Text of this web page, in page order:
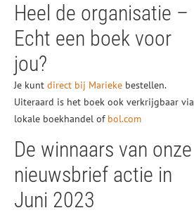
Heel de organisatie –
Echt een boek voor
jou?
Je kunt direct bij Marieke bestellen.
Uiteraard is het boek ook verkrijgbaar via
lokale boekhandel of bol.com
De winnaars van onze
nieuwsbrief actie in
Juni 2023